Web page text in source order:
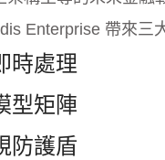
Enterprise 帶來三
時處理
型矩陣
防護盾